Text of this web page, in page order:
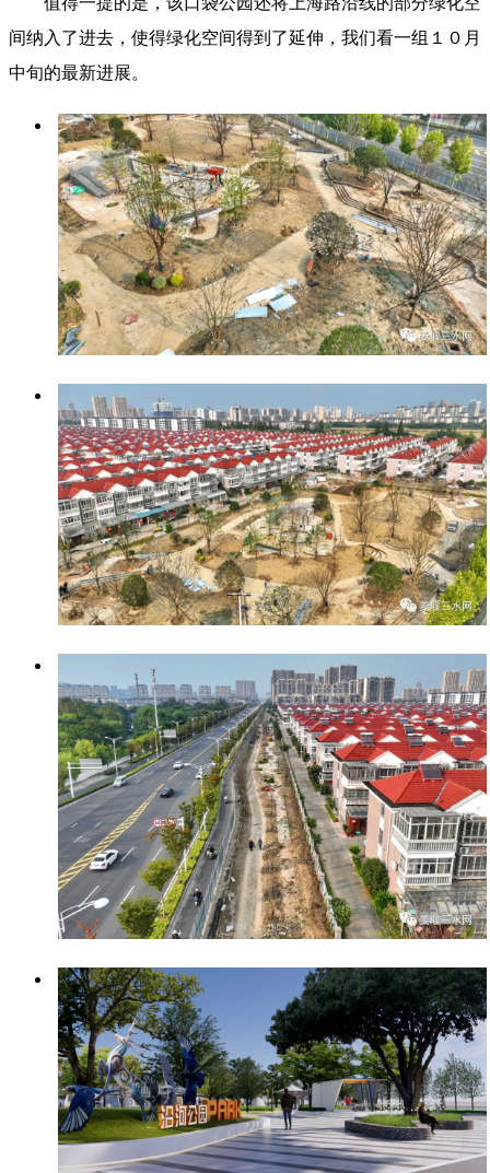
间纳入了进去，使得绿化空间得到了延伸，我们看一组１０月
中旬的最新进展。